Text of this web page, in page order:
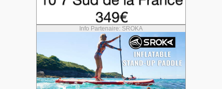
Info Partenaire: SROKA